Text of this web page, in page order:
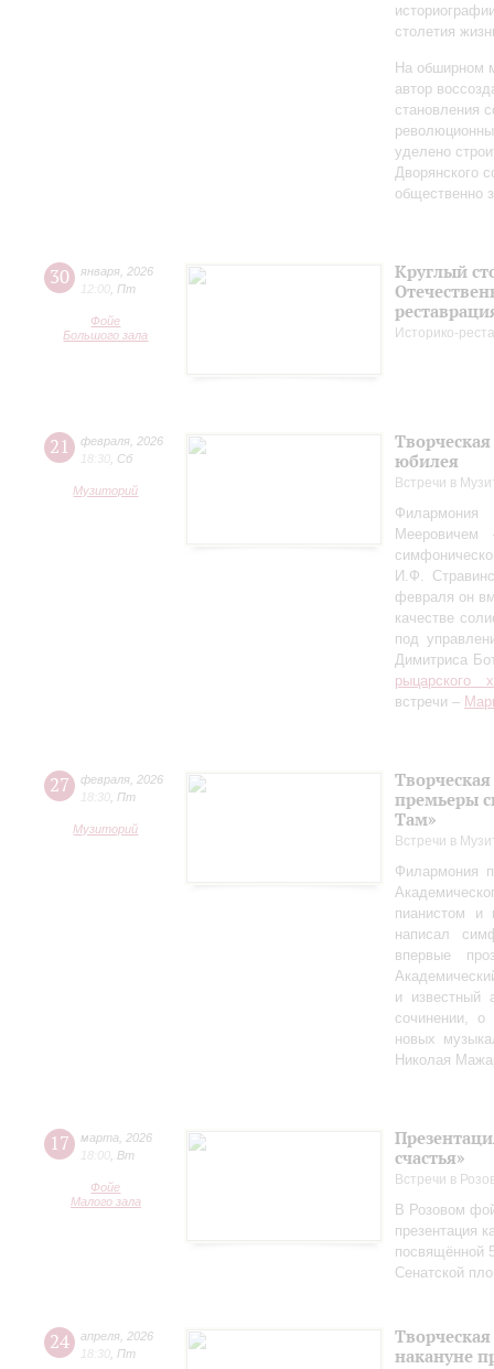
столетия
На обширном
автор
становления
уделено
Дворянского
общественно
30 января 2026
12:00 Пт
Фойе
Большого зала
Круглый
Историко-
21 февраля 2026
18:30 Сб
Музиторий
юбилея
Встречи в
Мееровичем
И.Ф.
февраля он
качестве
под
Димитриса
рыцарского
встречи –
27 февраля 2026
18:30 Пт
Музиторий
премьеры
Там»
Встречи в
Филармония
пианистом и
написал
впервые
и известный
сочинении,
новых
Николая
17 марта
2026
18:00 Вт
Фойе
Малого зала
счастья»
Встречи в
В Розовом
презентация
посвящённой
Сенатской
24 апреля 2026
18:30 Пт
накануне